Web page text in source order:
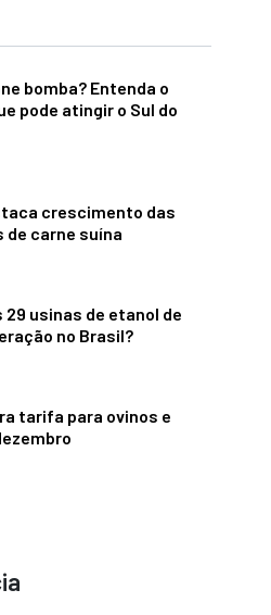
bomba? Entenda o
pode atingir o Sul do
crescimento das
de carne suína
29 usinas de etanol de
no Brasil?
tarifa para ovinos e